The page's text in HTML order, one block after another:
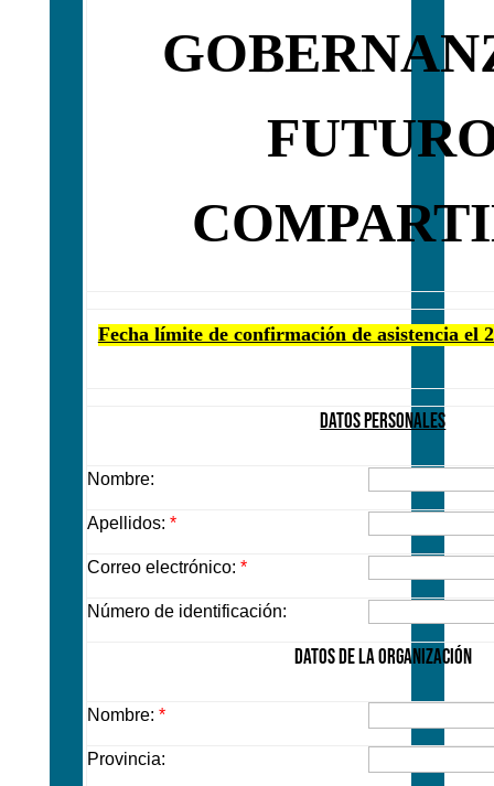
Fecha límite de confirmación de asistencia el
DATOS PERSONALES
Nombre:
Apellidos: *
Correo electrónico: *
Número de identificación:
DATOS DE LA ORGANIZACIÓN
Nombre: *
Provincia: